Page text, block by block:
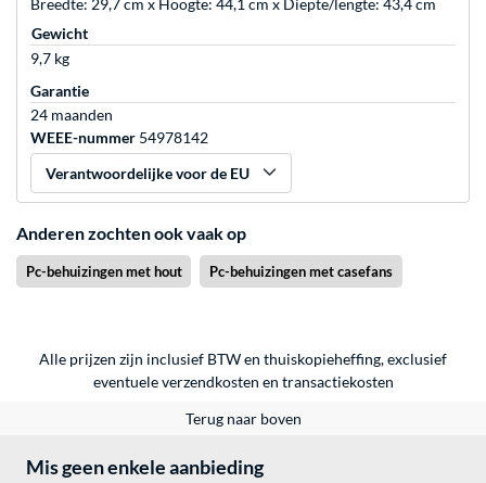
Breedte: 29,7 cm x Hoogte: 44,1 cm x Diepte/lengte: 43,4 cm
Gewicht
9,7 kg
Garantie
24 maanden
WEEE-nummer 54978142
Verantwoordelijke voor de EU
Anderen zochten ook vaak op
Pc-behuizingen met hout Pc-behuizingen met casefans
Alle prijzen zijn inclusief BTW en thuiskopieheffing, exclusief
eventueleverzendkosten en transactiekosten
Terug naar boven
Mis geen enkele aanbieding